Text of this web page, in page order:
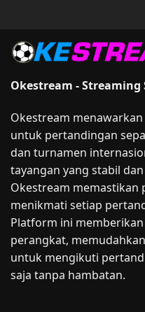
Okestream - Streaming
Okestream
untuk pertandingan
dan turnamen
tayangan yang stabil
Okestream memastikan
menikmati setiap
Platform ini
perangkat,
untuk mengikuti
saja tanpa hambatan.